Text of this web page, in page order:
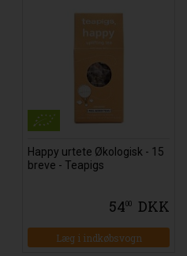
Happy urtete Økologisk - 15
breve - Teapigs
5400 DKK